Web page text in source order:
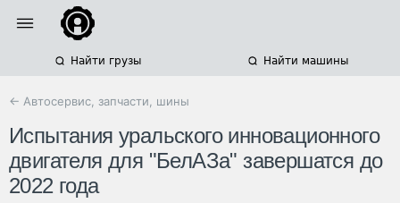
Найти грузы Найти машины
← Автосервис, запчасти, шины
Испытания уральского инновационного
двигателя для "БелАЗа" завершатся до
2022 года